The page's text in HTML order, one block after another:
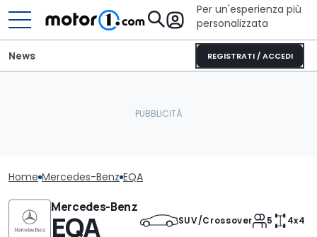
Per un'esperienza più
personalizzata
REGISTRATI / ACCEDI
News
Home Mercedes-Benz EQA
Mercedes-Benz
EQA SUV/Crossover 5 4x4